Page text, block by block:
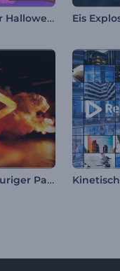
Hexenhafter Halloween-Opener Eis
Schneller feuriger Panther Intro